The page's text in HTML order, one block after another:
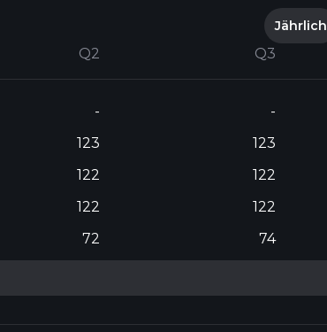
Jährlich
Q2 Q3
- -
123 123
122 122
122 122
72 74